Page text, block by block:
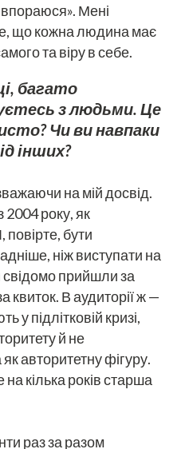
впораюся». Мені
що кожна людина має
та віру в себе.
багато
з людьми. Це
Чи ви навпаки
інших?
на мій досвід.
2004 року, як
повірте, бути
ніж виступати на
прийшли за
квиток. В аудиторії ж —
у підлітковій кризі,
й не
авторитетну фігуру.
кілька років старша
раз за разом